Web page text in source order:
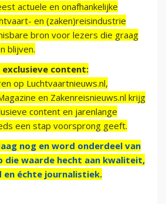
actuele en onafhankelijke
en (zaken)reisindustrie
bron voor lezers die graag
blijven.
content:
op Luchtvaartnieuws.nl,
en Zakenreisnieuws.nl krijg
content en jarenlange
een stap voorsprong geeft.
nog en word onderdeel van
die waarde hecht aan kwaliteit,
échte journalistiek.